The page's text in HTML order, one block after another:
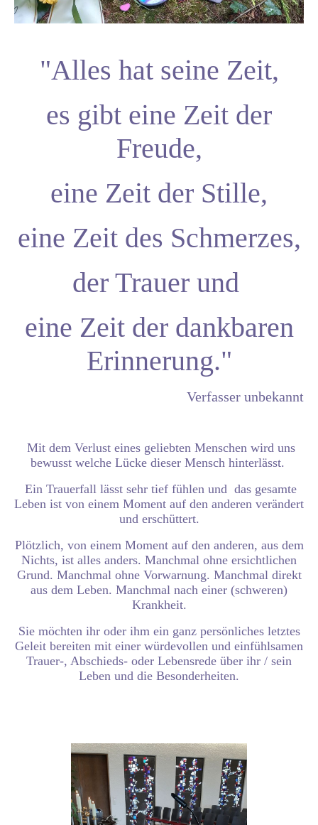
"Alles hat seine Zeit,
es gibt eine Zeit der
Freude,
eine Zeit der Stille,
eine Zeit des Schmerzes,
der Trauer und
eine Zeit der dankbaren
Erinnerung."
Verfasser unbekannt
Mit dem Verlust eines geliebten Menschen wird uns
bewusst welche Lücke dieser Mensch hinterlässt.
Ein Trauerfall lässt sehr tief fühlen und das gesamte
Leben ist von einem Moment auf den anderen verändert
und erschüttert.
Plötzlich, von einem Moment auf den anderen, aus dem
Nichts, ist alles anders. Manchmal ohne ersichtlichen
Grund. Manchmal ohne Vorwarnung. Manchmal direkt
aus dem Leben. Manchmal nach einer (schweren)
Krankheit.
Sie möchten ihr oder ihm ein ganz persönliches letztes
Geleit bereiten mit einer würdevollen und einfühlsamen
Trauer-, Abschieds- oder Lebensrede über ihr / sein
Leben und die Besonderheiten.